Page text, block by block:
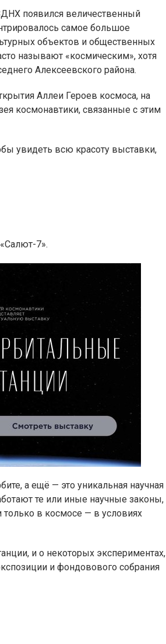
появился величественный
самое большое
объектов и общественных
называют «космическим», хотя
Алексеевского района.
Аллеи Героев космоса, на
космонавтики, связанные с этим
увидеть всю красоту выставки,
7».
а ещё — это уникальная научная
те или иные научные законы,
в космосе — в условиях
и о некоторых экспериментах,
и фондовового собрания